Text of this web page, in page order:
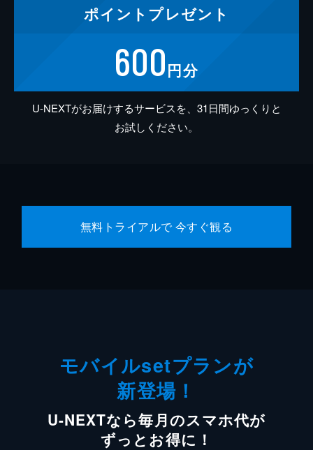
ポイント プレゼント
600円分
U-NEXTがお届けするサービスを、31日間ゆっくりと
お試しください。
無料トライアルで 今すぐ観る
モバイルsetプランが
新登場！
U-NEXTなら毎月のスマホ代が
ずっとお得に！